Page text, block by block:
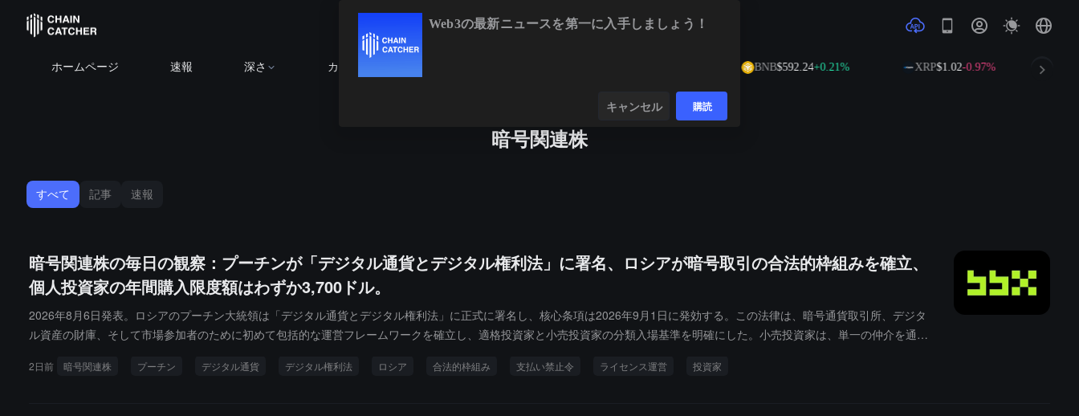
ホームページ 速報 深さ カレンダー BNB$592.24+0.21% XRP$1.02-0.97%
暗号関連株
すべて 記事 速報
暗号関連株の毎日の観察：プーチンが「デジタル通貨とデジタル権利法」に署名、ロシアが暗号取引の合法的枠組みを確立、
個人投資家の年間購入限度額はわずか3,700ドル。
2026年8月6日発表。ロシアのプーチン大統領は「デジタル通貨とデジタル権利法」に正式に署名し、核心条項は2026年9月1日に発効する。この法律は、暗号通貨取引所、デジタ
ル資産の財庫、そして市場参加者のために初めて包括的な運営フレームワークを確立し、適格投資家と小売投資家の分類入場基準を明確にした。小売投資家は、単一の仲介を通じ
道を進む上で重要な一歩を踏み出したことを示している。
2日前 暗号関連株 プーチン デジタル通貨 デジタル権利法 ロシア 合法的枠組み 支払い禁止令 ライセンス運営 投資家
Web3の最新ニュースを第一に入手しましょう！
キャンセル 購読